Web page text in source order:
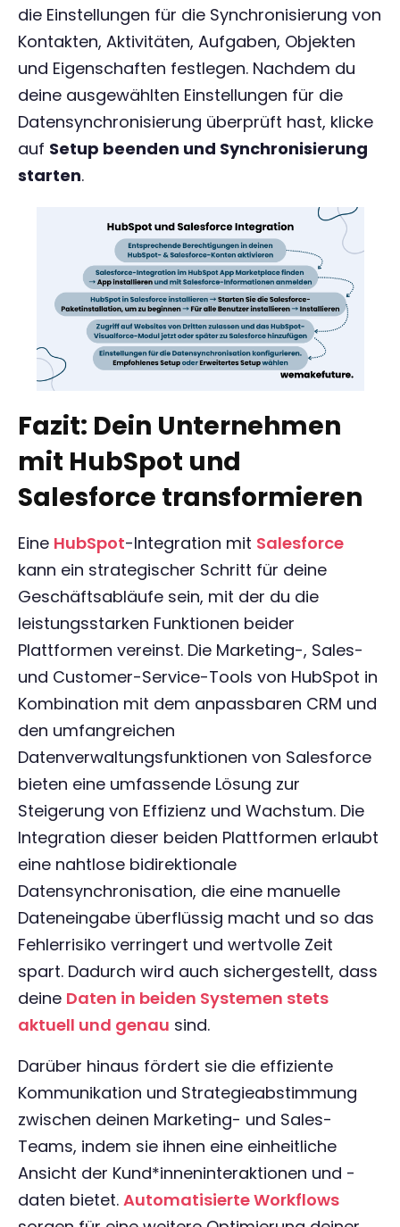
die Einstellungen für die Synchronisierung von
Kontakten, Aktivitäten, Aufgaben, Objekten
und Eigenschaften festlegen. Nachdem du
deine ausgewählten Einstellungen für die
Datensynchronisierung überprüft hast, klicke
auf Setup beenden und Synchronisierung
starten.
Fazit: Dein Unternehmen
mit HubSpot und
Salesforce transformieren
Eine HubSpot-Integration mit Salesforce
kann ein strategischer Schritt für deine
Geschäftsabläufe sein, mit der du die
leistungsstarken Funktionen beider
Plattformen vereinst. Die Marketing-, Sales-
und Customer-Service-Tools von HubSpot in
Kombination mit dem anpassbaren CRM und
den umfangreichen
Datenverwaltungsfunktionen von Salesforce
bieten eine umfassende Lösung zur
Steigerung von Effizienz und Wachstum. Die
Integration dieser beiden Plattformen erlaubt
eine nahtlose bidirektionale
Datensynchronisation, die eine manuelle
Dateneingabe überflüssig macht und so das
Fehlerrisiko verringert und wertvolle Zeit
spart. Dadurch wird auch sichergestellt, dass
deine Daten in beiden Systemen stets
aktuell und genau sind.
Darüber hinaus fördert sie die effiziente
Kommunikation und Strategieabstimmung
zwischen deinen Marketing- und Sales-
Teams, indem sie ihnen eine einheitliche
Ansicht der Kund*inneninteraktionen und -
daten bietet. Automatisierte Workflows